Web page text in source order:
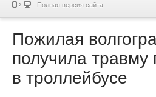
Полная версия сайта
Пожилая
получила травму
в троллейбусе